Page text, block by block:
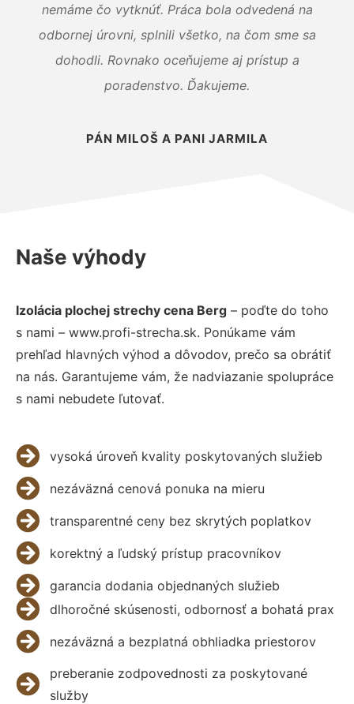
nemáme čo vytknúť. Práca bola odvedená na
odbornej úrovni, splnili všetko, na čom sme sa
dohodli. Rovnako oceňujeme aj prístup a
poradenstvo. Ďakujeme.
PÁN MILOŠ A PANI JARMILA
Naše výhody
Izolácia plochej strechy cena Berg – poďte do toho
s nami – www.profi-strecha.sk. Ponúkame vám
prehľad hlavných výhod a dôvodov, prečo sa obrátiť
na nás. Garantujeme vám, že nadviazanie spolupráce
s nami nebudete ľutovať.
vysoká úroveň kvality poskytovaných služieb
nezáväzná cenová ponuka na mieru
transparentné ceny bez skrytých poplatkov
korektný a ľudský prístup pracovníkov
garancia dodania objednaných služieb
dlhoročné skúsenosti, odbornosť a bohatá prax
nezáväzná a bezplatná obhliadka priestorov
preberanie zodpovednosti za poskytované
služby